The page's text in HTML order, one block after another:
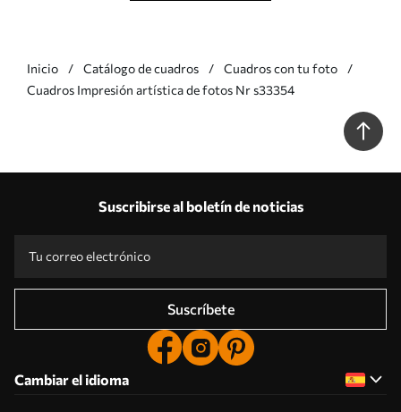
Inicio Catálogo de cuadros
Cuadros con tu foto
Cuadros Impresión artística de fotos Nr s33354
Suscribirse al boletín de noticias
Suscríbete
Cambiar el idioma